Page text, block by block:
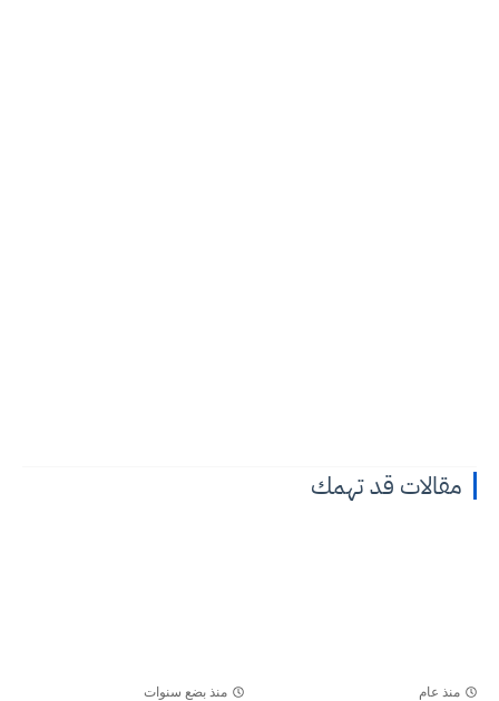
مقالات قد تهمك
منذ عام منذ بضع سنوات